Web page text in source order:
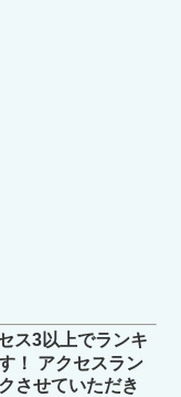
ス3以上でランキ
！ アクセスラン
させていただき